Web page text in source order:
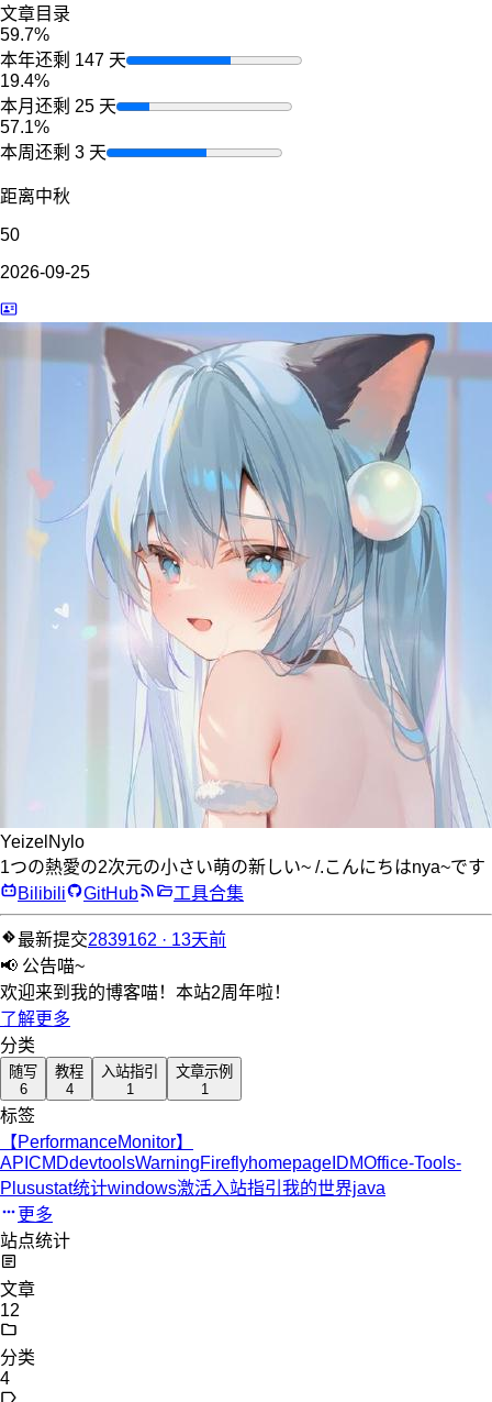
文章目录
59.7%
本年还剩 147 天
19.4%
本月还剩 25 天
57.1%
本周还剩 3 天
距离中秋
50
2026-09-25
YeizelNylo
1つの熱愛の2次元の小さい萌の新しい~ /.こんにちはnya~です
Bilibili
GitHub 工具合集
最新提交2839162 · 13天前
📢 公告喵~
欢迎来到我的博客喵！本站2周年啦！
了解更多
分类
随写
6
教程
4
入站指引
1
文章示例
1
标签
【PerformanceMonitor】
API CMDdevtoolsWarningFireflyhomepage IDMOffice-Tools-
Plusustat统计windows激活入站指引 我的世界java
更多
站点统计
文章
12
分类
4